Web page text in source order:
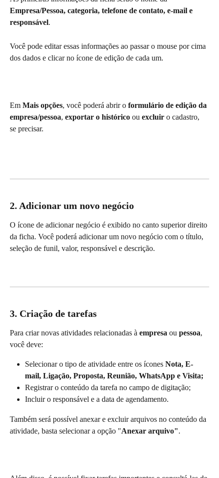
Empresa/Pessoa, categoria, telefone de contato, e-mail e
responsável.
Você pode editar essas informações ao passar o mouse por cima
dos dados e clicar no ícone de edição de cada um.
Em Mais opções, você poderá abrir o formulário de edição da
empresa/pessoa, exportar o histórico ou excluir o cadastro,
se precisar.
2. Adicionar um novo negócio
O ícone de adicionar negócio é exibido no canto superior direito
da ficha. Você poderá adicionar um novo negócio com o título,
seleção de funil, valor, responsável e descrição.
3. Criação de tarefas
Para criar novas atividades relacionadas à empresa ou pessoa,
você deve:
Selecionar o tipo de atividade entre os ícones Nota, E-
mail, Ligação, Proposta, Reunião, WhatsApp e Visita;
Registrar o conteúdo da tarefa no campo de digitação;
Incluir o responsável e a data de agendamento.
Também será possível anexar e excluir arquivos no conteúdo da
atividade, basta selecionar a opção "Anexar arquivo".